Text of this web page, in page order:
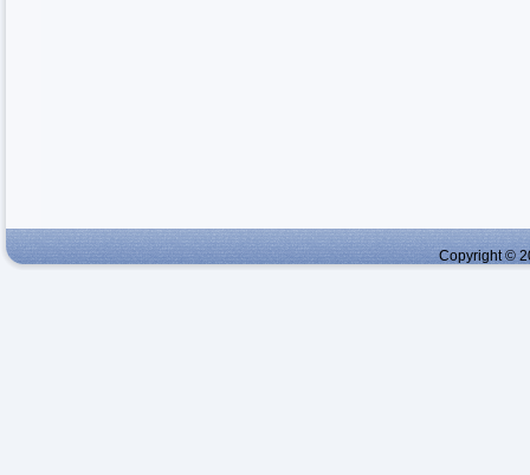
Copyright ©